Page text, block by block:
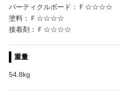
パーティクルボード：Ｆ☆☆☆☆
塗料：Ｆ☆☆☆☆
接着剤：Ｆ☆☆☆☆
重量
54.8kg